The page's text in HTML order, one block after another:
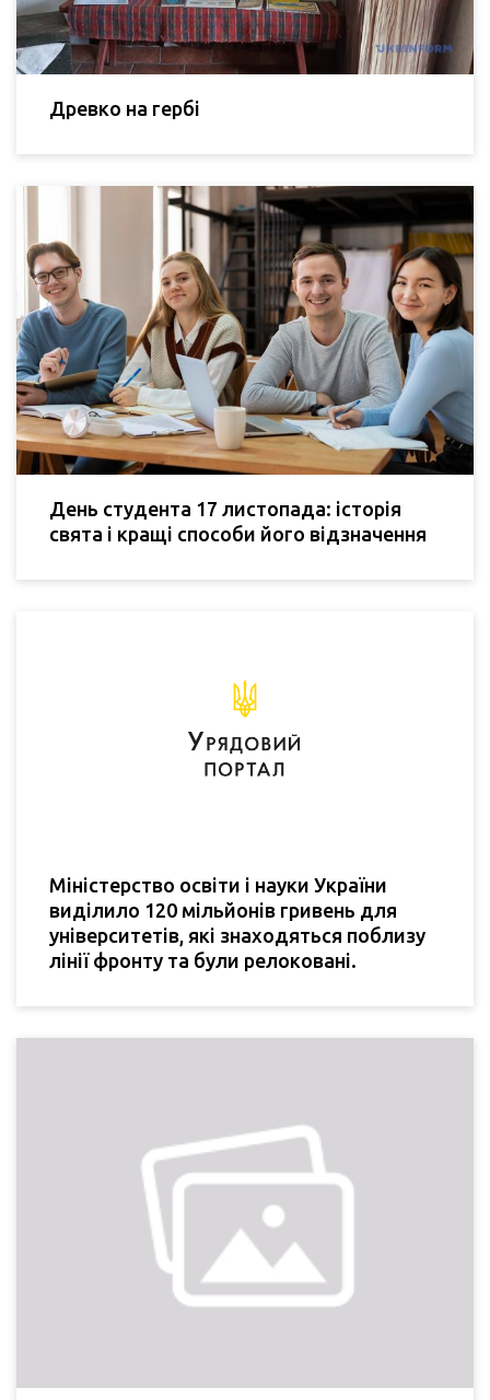
Древко на гербі
День студента 17 листопада: історія
свята і кращі способи його відзначення
Міністерство освіти і науки України
виділило 120 мільйонів гривень для
університетів, які знаходяться поблизу
лінії фронту та були релоковані.